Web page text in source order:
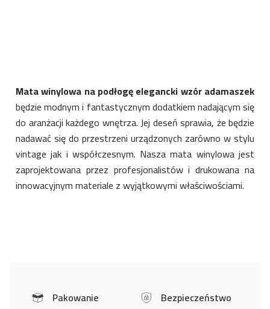
Mata winylowa na podłogę elegancki wzór adamaszek
będzie modnym i fantastycznym dodatkiem nadającym się
do aranżacji każdego wnętrza. Jej deseń sprawia, że będzie
nadawać się do przestrzeni urządzonych zarówno w stylu
vintage jak i współczesnym. Nasza mata winylowa jest
zaprojektowana przez profesjonalistów i drukowana na
innowacyjnym materiale z wyjątkowymi właściwościami.
icon Pakowanie icon Bezpieczeństwo